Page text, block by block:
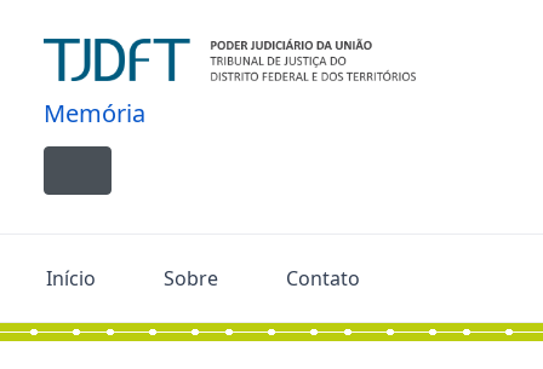
Memória
Toggle navigation
Início Sobre Contato